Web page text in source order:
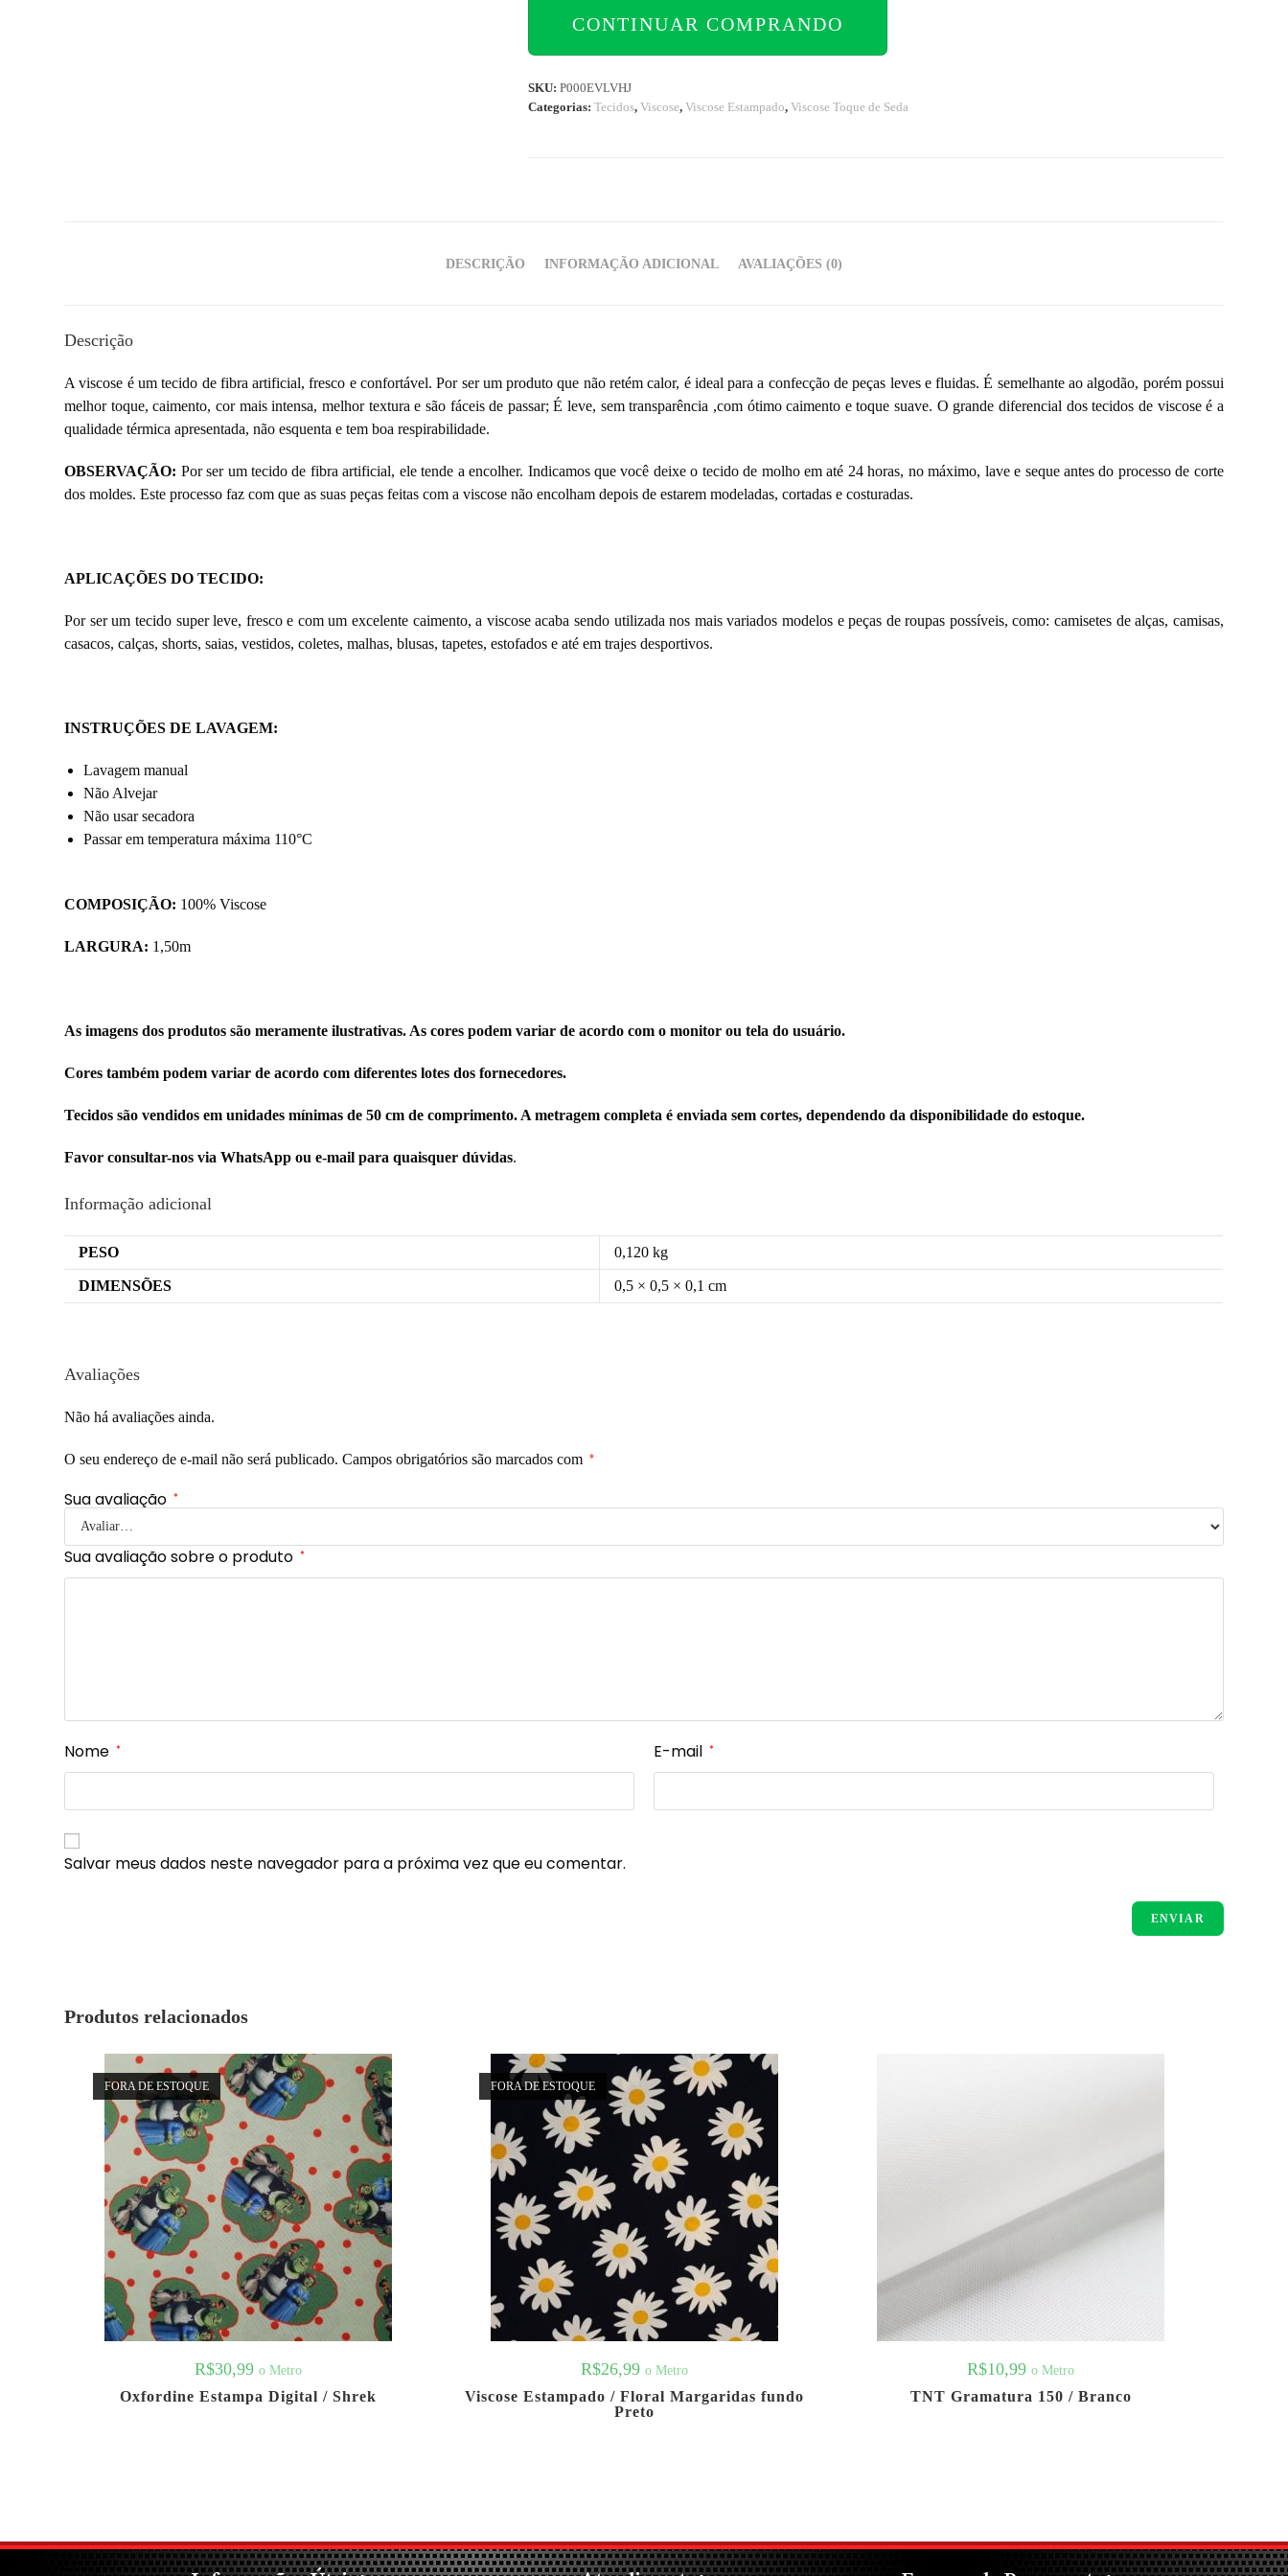
CONTINUAR COMPRANDO
SKU:P000EVLVHJ
Categorias:Tecidos,Viscose,Viscose Estampado,Viscose Toque de Seda
DESCRIÇÃO INFORMAÇÃO ADICIONAL AVALIAÇÕES (0)
Descrição
A viscose é um tecido de fibra artificial, fresco e confortável. Por ser um produto que não retém calor, é ideal para a confecção de peças leves e fluidas. É semelhante ao algodão, porém possui
melhor toque, caimento, cor mais intensa, melhor textura e são fáceis de passar; É leve, sem transparência ,com ótimo caimento e toque suave. O grande diferencial dos tecidos de viscose é a
qualidade térmica apresentada, não esquenta e tem boa respirabilidade.
OBSERVAÇÃO: Por ser um tecido de fibra artificial, ele tende a encolher. Indicamos que você deixe o tecido de molho em até 24 horas, no máximo, lave e seque antes do processo de corte
dos moldes. Este processo faz com que as suas peças feitas com a viscose não encolham depois de estarem modeladas, cortadas e costuradas.
APLICAÇÕES DO TECIDO:
Por ser um tecido super leve, fresco e com um excelente caimento, a viscose acaba sendo utilizada nos mais variados modelos e peças de roupas possíveis, como: camisetes de alças, camisas,
casacos, calças, shorts, saias, vestidos, coletes, malhas, blusas, tapetes, estofados e até em trajes desportivos.
INSTRUÇÕES DE LAVAGEM:
Lavagem manual
Não Alvejar
Não usar secadora
Passar em temperatura máxima 110°C
COMPOSIÇÃO: 100% Viscose
LARGURA: 1,50m
As imagens dos produtos são meramente ilustrativas. As cores podem variar de acordo com o monitor ou tela do usuário.
Cores também podem variar de acordo com diferentes lotes dos fornecedores.
Tecidos são vendidos em unidades mínimas de 50 cm de comprimento. A metragem completa é enviada sem cortes, dependendo da disponibilidade do estoque.
Favor consultar-nos via WhatsApp ou e-mail para quaisquer dúvidas.
Informação adicional
PESO 0,120 kg
DIMENSÕES 0,5 × 0,5 × 0,1 cm
Avaliações
Não há avaliações ainda.
O seu endereço de e-mail não será publicado. Campos obrigatórios são marcados com *
Sua avaliação *
Sua avaliação sobre o produto *
Nome * E-mail *
Salvar meus dados neste navegador para a próxima vez que eu comentar.
Produtos relacionados
FORA DE ESTOQUE
R$30,99 o Metro
Oxfordine Estampa Digital / Shrek
FORA DE ESTOQUE
R$26,99 o Metro
Viscose Estampado / Floral Margaridas fundo
Preto
R$10,99 o Metro
TNT Gramatura 150 / Branco